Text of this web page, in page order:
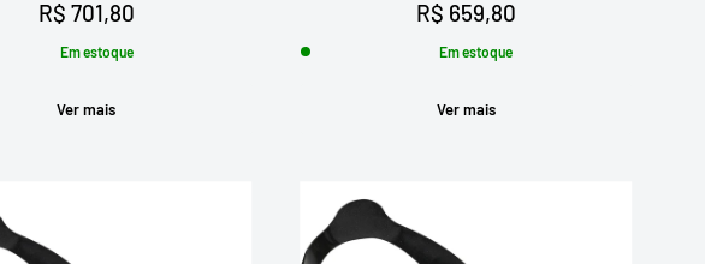
Preço
promocional
R$ 701,80
Em estoque
Ver mais
Preço
promocional
R$ 659,80
Em estoque
Ver mais